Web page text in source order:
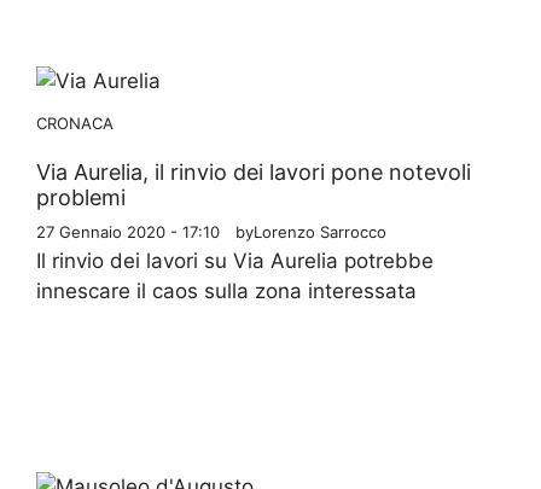
CRONACA
Via Aurelia, il rinvio dei lavori pone notevoli
problemi
27 Gennaio 2020 - 17:10 byLorenzo Sarrocco
Il rinvio dei lavori su Via Aurelia potrebbe
innescare il caos sulla zona interessata